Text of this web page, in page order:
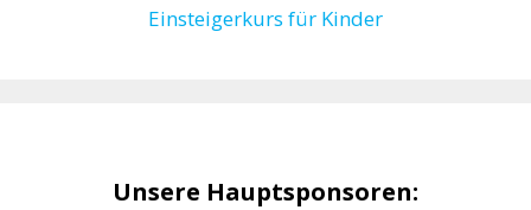
Einsteigerkurs für Kinder
Unsere Hauptsponsoren: